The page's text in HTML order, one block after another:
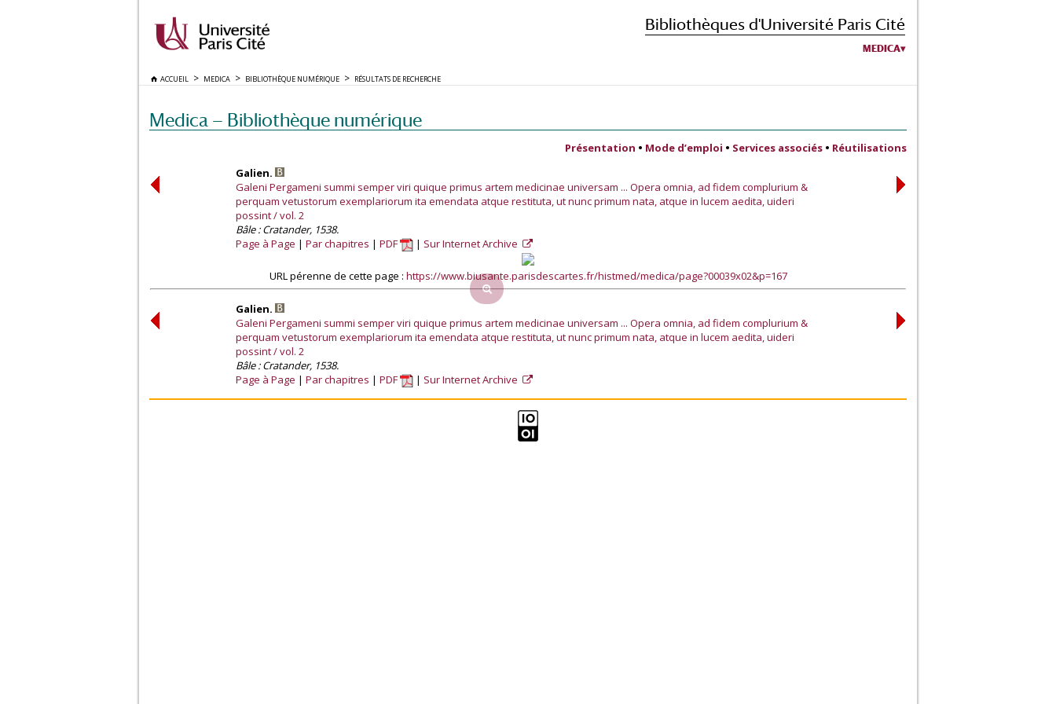
Bibliothèques d'Université Paris Cité
MEDICA
ACCUEIL MEDICA BIBLIOTHÈQUE NUMÉRIQUE RÉSULTATS DE RECHERCHE
Medica — Bibliothèque numérique
Présentation • Mode d’emploi • Services associés • Réutilisations
Galien.
Galeni Pergameni summi semper viri quique primus artem medicinae universam ... Opera omnia, ad fidem complurium &
perquam vetustorum exemplariorum ita emendata atque restituta, ut nunc primum nata, atque in lucem aedita, uideri
possint / vol. 2
Bâle : Cratander, 1538.
Page à Page
Par chapitres PDF Sur Internet Archive
URL pérenne de cette page : https://www.biusante.parisdescartes.fr/histmed/medica/page?00039x02&p=167
Galien.
Galeni Pergameni summi semper viri quique primus artem medicinae universam ... Opera omnia, ad fidem complurium &
perquam vetustorum exemplariorum ita emendata atque restituta, ut nunc primum nata, atque in lucem aedita, uideri
possint / vol. 2
Bâle : Cratander, 1538.
Page à Page
Par chapitres PDF Sur Internet Archive